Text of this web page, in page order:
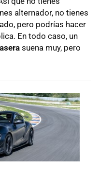
alternador, no tienes
pero podrías hacer
En todo caso, un
suena muy, pero